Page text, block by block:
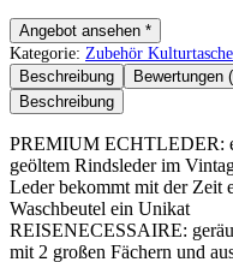
Angebot ansehen *
Kategorie: Zubehör
Beschreibung
Bewertungen
Beschreibung
PREMIUM ECHTLEDER:
geöltem Rindsleder im
Leder bekommt mit der Zeit
Waschbeutel ein Unikat
REISENECESSAIRE:
mit 2 großen Fächern und